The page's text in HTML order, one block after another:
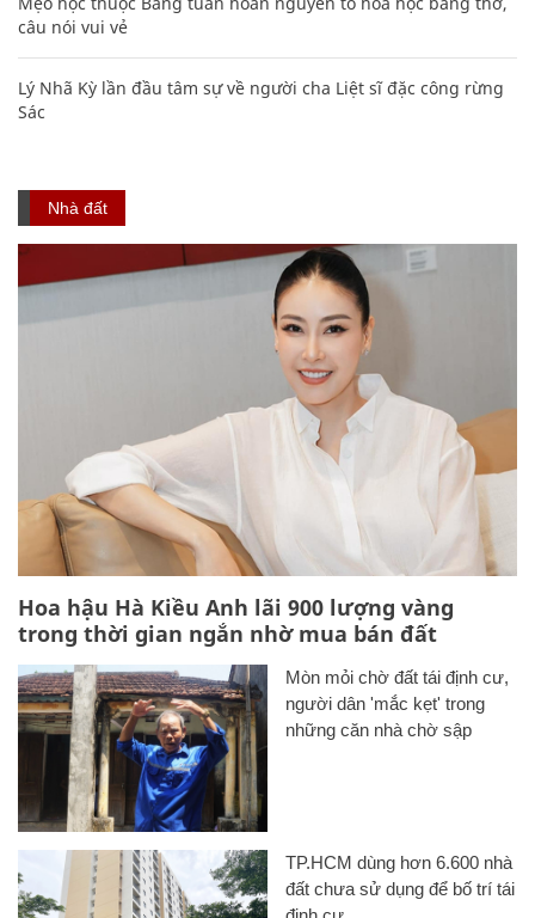
câu nói vui vẻ
Lý Nhã Kỳ lần đầu tâm sự về người cha Liệt sĩ đặc công rừng
Sác
Nhà đất
Hoa hậu Hà Kiều Anh lãi 900 lượng vàng
trong thời gian ngắn nhờ mua bán đất
Mòn mỏi chờ đất tái định cư,
người dân 'mắc kẹt' trong
những căn nhà chờ sập
TP.HCM dùng hơn 6.600 nhà
đất chưa sử dụng để bố trí tái